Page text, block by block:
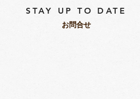
STAY UP TO DATE
​お問合せ